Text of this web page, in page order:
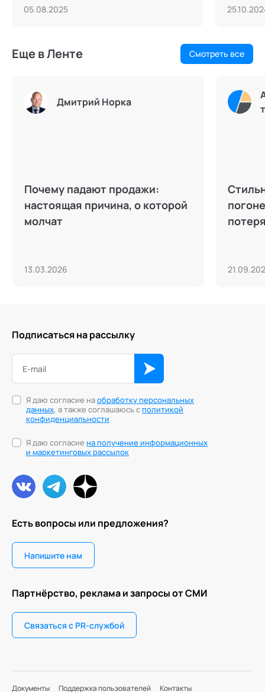
05.08.2025
Еще в Ленте Смотреть все
Дмитрий Норка
Почему падают продажи:
настоящая причина, о которой
молчат
13.03.2026
Есть вопросы или предложения?
Напишите нам
Партнёрство, реклама и запросы от СМИ
Связаться с PR-службой
Подписаться на рассылку
Я даю согласие наобработку персональных
данных, а также соглашаюсь сполитикой
конфиденциальности
Я даю согласие на получение информационных
и маркетинговых рассылок
Документы Поддержка пользователей Контакты